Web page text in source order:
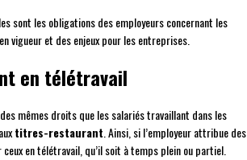
sont les obligations des employeurs concernant les
vigueur et des enjeux pour les entreprises.
en télétravail
mêmes droits que les salariés travaillant dans les
titres-restaurant . Ainsi, si l’employeur attribue des
en télétravail, qu’il soit à temps plein ou partiel.